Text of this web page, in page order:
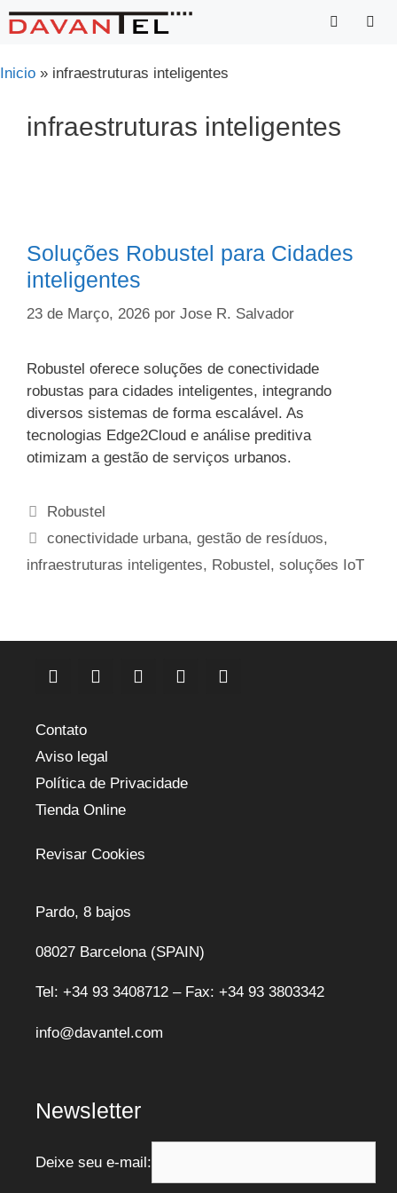
Saltar
para
conteúdo
Inicio » infraestruturas inteligentes
infraestruturas inteligentes
Soluções Robustel para Cidades
inteligentes
23 de Março, 2026 por Jose R. Salvador
Robustel oferece soluções de conectividade
robustas para cidades inteligentes, integrando
diversos sistemas de forma escalável. As
tecnologias Edge2Cloud e análise preditiva
otimizam a gestão de serviços urbanos.
Categorias
Robustel
Etiquetas
conectividade urbana,gestão de resíduos,
infraestruturas inteligentes, Robustel, soluções IoT
Contato
Aviso legal
Política de Privacidade
Tienda Online
Revisar Cookies
Pardo, 8 bajos
08027 Barcelona (SPAIN)
Tel: +34 93 3408712 – Fax: +34 93 3803342
info@davantel.com
Newsletter
Deixe seu e-mail: